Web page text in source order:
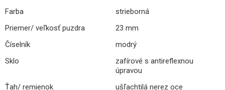
Farba
strieborná
Priemer/ veľkosť puzdra
23 mm
Číselník
modrý
Sklo
zafírové s antireflexnou
úpravou
Ťah/ remienok
ušľachtilá nerez oce